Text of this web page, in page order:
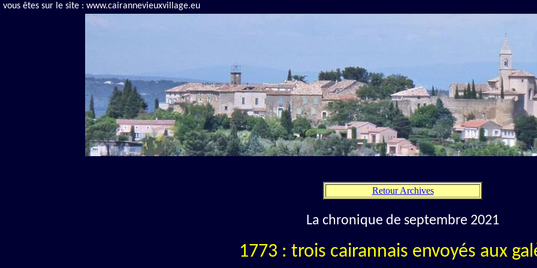
vous êtes sur le site : www.cairannevieuxvillage.eu
Retour Archives
La chronique de septembre 2021
1773 : trois cairannais envoyés aux